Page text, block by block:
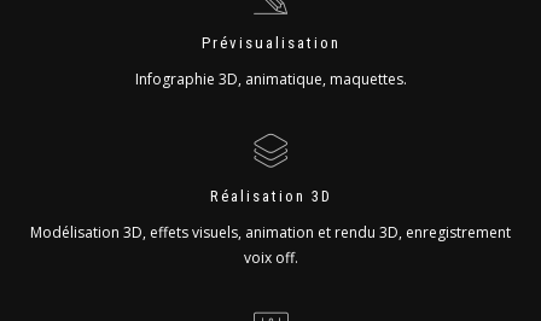
Prévisualisation
Infographie 3D, animatique, maquettes.
Réalisation 3D
Modélisation 3D, effets visuels, animation et rendu 3D, enregistrement
voix off.